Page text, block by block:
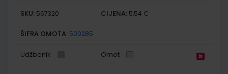
SKU: 567320 CIJENA: 5,54 €
ŠIFRA OMOTA: 500285
Udžbenik Omot